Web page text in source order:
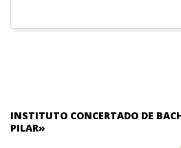
INSTITUTO CONCERTADO DE
PILAR»